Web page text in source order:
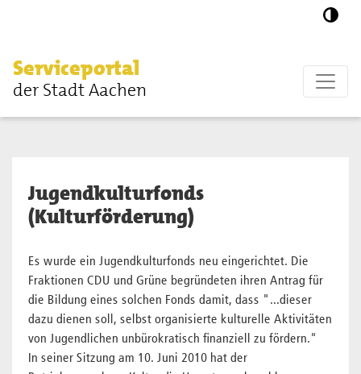
Serviceportal
der Stadt Aachen
Jugendkulturfonds
(Kulturförderung)
Es wurde ein Jugendkulturfonds neu eingerichtet. Die
Fraktionen CDU und Grüne begründeten ihren Antrag für
die Bildung eines solchen Fonds damit, dass "...dieser
dazu dienen soll, selbst organisierte kulturelle Aktivitäten
von Jugendlichen unbürokratisch finanziell zu fördern."
In seiner Sitzung am 10. Juni 2010 hat der